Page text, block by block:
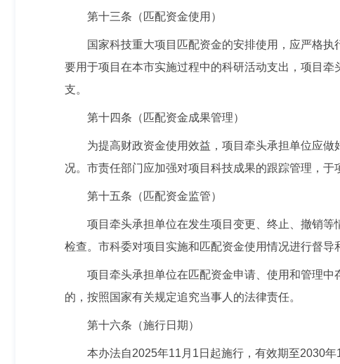
第十三条（匹配资金使用）
国家科技重大项目匹配资金的安排使用，应严格
要用于项目在本市实施过程中的科研活动支出，项目
支。
第十四条（匹配资金成果管理）
为提高财政资金使用效益，项目牵头承担单位应
况。市责任部门应加强对项目科技成果的跟踪管理，于
第十五条（匹配资金监管）
项目牵头承担单位在发生项目变更、终止、撤销
检查。市科委对项目实施和匹配资金使用情况进行督导
项目牵头承担单位在匹配资金申请、使用和管理
的，按照国家有关规定追究当事人的法律责任。
第十六条（施行日期）
本办法自2025年11月1日起施行，有效期至2030年